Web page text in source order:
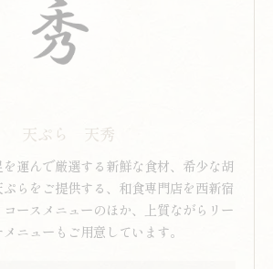
天ぷら 天秀
運んで厳選する新鮮な食材、希少な胡
らをご提供する、和食専門店を西新宿
ースメニューのほか、上質ながらリー
ニューもご用意しています。